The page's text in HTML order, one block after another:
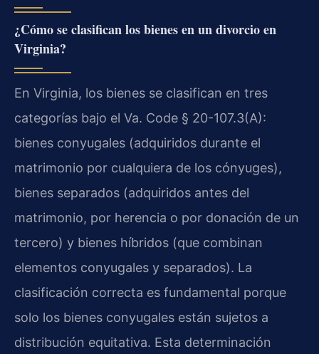
¿Cómo se clasifican los bienes en un divorcio en
Virginia?
En Virginia, los bienes se clasifican en tres
categorías bajo el Va. Code § 20-107.3(A):
bienes conyugales (adquiridos durante el
matrimonio por cualquiera de los cónyuges),
bienes separados (adquiridos antes del
matrimonio, por herencia o por donación de un
tercero) y bienes híbridos (que combinan
elementos conyugales y separados). La
clasificación correcta es fundamental porque
solo los bienes conyugales están sujetos a
distribución equitativa. Esta determinación